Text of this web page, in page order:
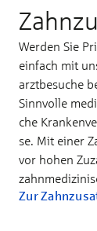
Wer­den Sie
ein­­fach mit
arzt­­be­­su­­che
Sinn­­vol­­le
che
se. Mit ei­­ner
vor ho­­hen
Zur